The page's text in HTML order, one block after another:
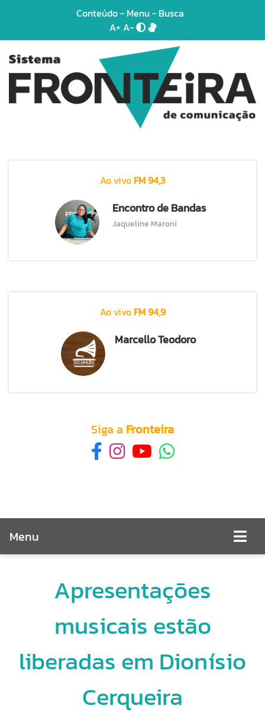
Conteúdo- Menu- Busca
A+ A-
Ao vivo FM 94,3
Encontro de Bandas
Jaqueline Maroni
Ao vivo FM 94,9
Marcello Teodoro
Siga a Fronteira
Menu
Apresentações
musicais estão
liberadas em Dionísio
Cerqueira